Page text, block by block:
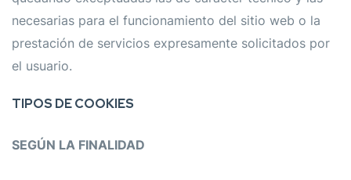
necesarias para el funcionamiento del sitio web o la
prestación de servicios expresamente solicitados por
el usuario.
TIPOS DE COOKIES
SEGÚN LA FINALIDAD